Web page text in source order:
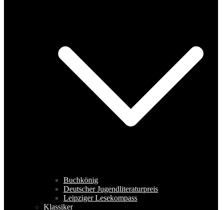
Buchkönig
Deutscher Jugendliteraturpreis
Leipziger Lesekompass
Klassiker